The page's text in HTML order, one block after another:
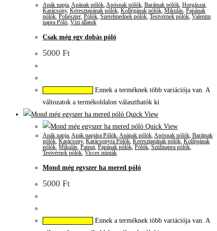
Apák napja,Apának pólók,Apósnak pólók, Barátnak pólók, Horgászat,
Karácsony, Keresztapának pólók, Kollégának pólók, Mikulás, Papának
pólók, Poliészter, Pólók, Szerelmednek pólók, Testvérnek pólók, Valentin
napra Póló, Vízi állatok
Csak még egy dobás póló
5000 Ft
Ennek a terméknek több variációja van. A
változatok a termékoldalon választhatók ki
Quick View
Quick View
Apák napja,Apák napjára Pólók,Apának pólók,Apósnak pólók, Barátnak
pólók, Karácsony, Karácsonyra Pólók, Keresztapának pólók, Kollégának
pólók, Mikulás, Pamut, Papának pólók, Pólók, Szülinapra pólók,
Testvérnek pólók, Vicces minták
Mond még egyszer ha mered póló
5000 Ft
Ennek a terméknek több variációja van. A